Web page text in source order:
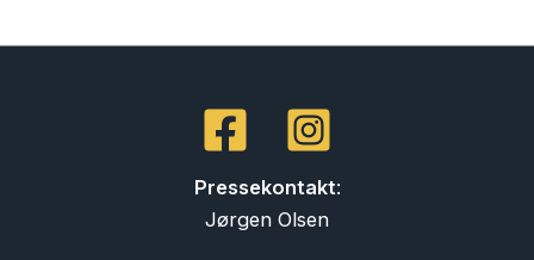
Pressekontakt:
Jørgen Olsen